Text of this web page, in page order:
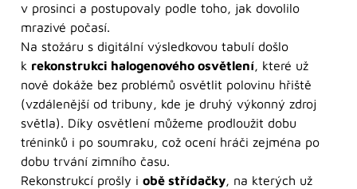
v prosinci a postupovaly podle toho, jak dovolilo
mrazivé počasí.
Na stožáru s digitální výsledkovou tabulí došlo
k rekonstrukci halogenového osvětlení, které už
nově dokáže bez problémů osvětlit polovinu hřiště
(vzdálenější od tribuny, kde je druhý výkonný zdroj
světla). Díky osvětlení můžeme prodloužit dobu
tréninků i po soumraku, což ocení hráči zejména po
dobu trvání zimního času.
Rekonstrukcí prošly i obě střídačky, na kterých už